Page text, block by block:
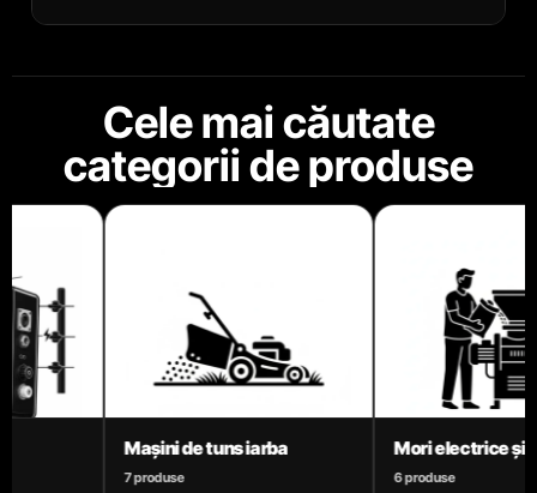
Cele mai căutate
categorii de produse
Mori electrice și Batoze
6 produse
Motoare termice
3 produse